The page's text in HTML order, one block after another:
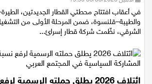
الأثنين 03/08/2026 15:50
في أعقاب افتتاح محطتي القطار الجديدتين،
والطيبة–قلنسوة، ضمن المرحلة الأولى من التشغيل